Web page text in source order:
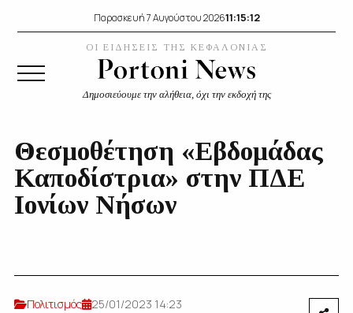
Παρασκευή 7 Αυγούστου 202611:15:13
ΟΙ ΕΙΔΗΣΕΙΣ ΤΗΣ ΚΕΦΑΛΟΝΙΑΣ
Δημοσιεύουμε την αλήθεια, όχι την εκδοχή της
Θεσμοθέτηση «Εβδομάδας
Καποδίστρια» στην ΠΔΕ
Ιονίων Νήσων
Πολιτισμός
25/01/2023 14:23